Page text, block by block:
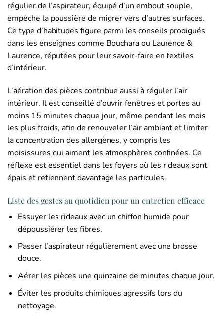
régulier de l’aspirateur, équipé d’un embout souple,
empêche la poussière de migrer vers d’autres surfaces.
Ce type d’habitudes figure parmi les conseils prodigués
dans les enseignes comme Bouchara ou Laurence &
Laurence, réputées pour leur savoir-faire en textiles
d’intérieur.
L’aération des pièces contribue aussi à réguler l’air
intérieur. Il est conseillé d’ouvrir fenêtres et portes au
moins 15 minutes chaque jour, même pendant les mois
les plus froids, afin de renouveler l’air ambiant et limiter
la concentration des allergènes, y compris les
moisissures qui aiment les atmosphères confinées. Ce
réflexe est essentiel dans les foyers où les rideaux sont
épais et retiennent davantage les particules.
Liste des gestes au quotidien pour un entretien efficace
Essuyer les rideaux avec un chiffon humide pour
dépoussiérer les fibres.
Passer l’aspirateur régulièrement avec une brosse
douce.
Aérer les pièces une quinzaine de minutes chaque jour.
Éviter les produits chimiques agressifs lors du
nettoyage.